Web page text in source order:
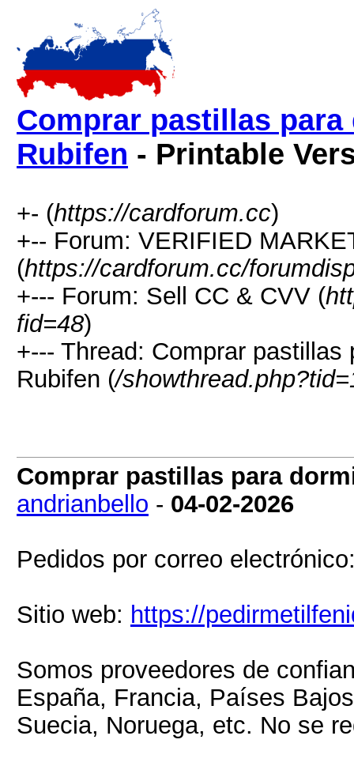
Comprar pastillas
Rubifen - Printable
+- (https://cardforum.cc)
+-- Forum: VERIFIED
(https://cardforum.cc/
+--- Forum: Sell CC & CVV (
fid=48)
+--- Thread: Comprar
Rubifen (/
Comprar pastillas para
andrianbello - 04-02-2026
Pedidos por correo
Sitio web: https://
Somos proveedores de
España, Francia, Países
Suecia, Noruega, etc. No se